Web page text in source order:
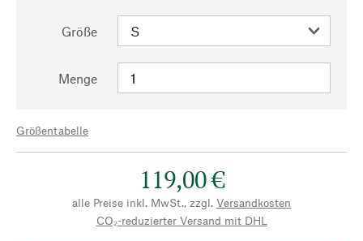
Größe
Menge
Größentabelle
119,00 €
alle Preise inkl. MwSt., zzgl. Versandkosten
CO₂-reduzierter Versand mit DHL